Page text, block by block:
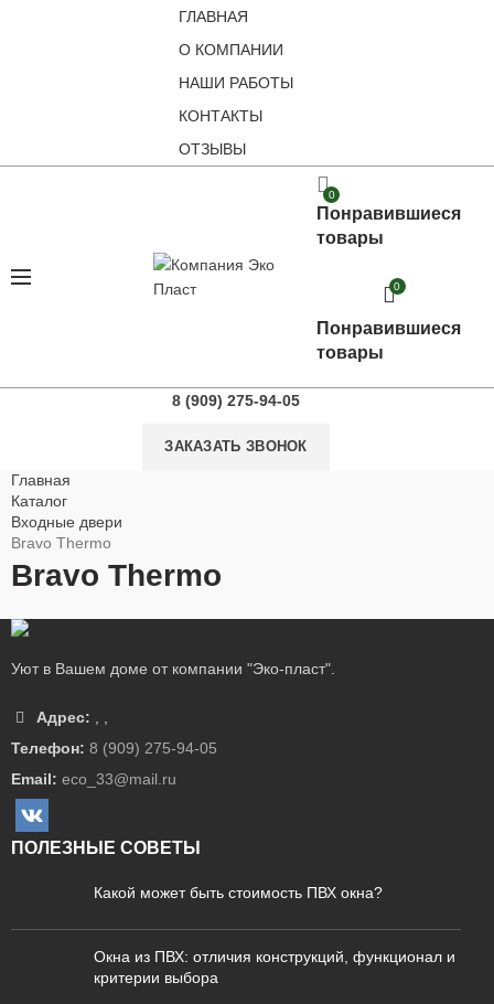
ГЛАВНАЯ
О КОМПАНИИ
НАШИ РАБОТЫ
КОНТАКТЫ
ОТЗЫВЫ
0
Понравившиеся
товары
0
Понравившиеся
товары
8 (909) 275-94-05
ЗАКАЗАТЬ ЗВОНОК
Главная
Каталог
Входные двери
Bravo Thermo
Bravo Thermo
Уют в Вашем доме от компании "Эко-пласт".
Адрес:
Телефон: 8 (909) 275-94-05
Email: eco_33@mail.ru
ПОЛЕЗНЫЕ СОВЕТЫ
Какой может быть стоимость ПВХ окна?
Окна из ПВХ: отличия конструкций, функционал и
критерии выбора